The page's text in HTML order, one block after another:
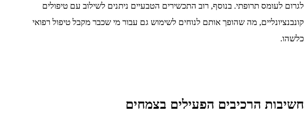
לגרום לעומס תרופתי. בנוסף, רוב התכשירים הטבעיים ניתנים לשילוב עם טיפולים
קונבנציונליים, מה שהופך אותם לנוחים לשימוש גם עבור מי שכבר מקבל טיפול רפואי
כלשהו.
חשיבות הרכיבים הפעילים בצמחים